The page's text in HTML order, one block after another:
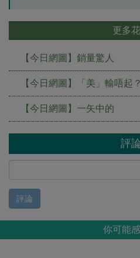
更多
【今日網圖】銷量驚人
【今日網圖】「美」輸唔起？
【今日網圖】一矢中的
評
評論
你可能